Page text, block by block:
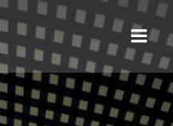
conteúdo